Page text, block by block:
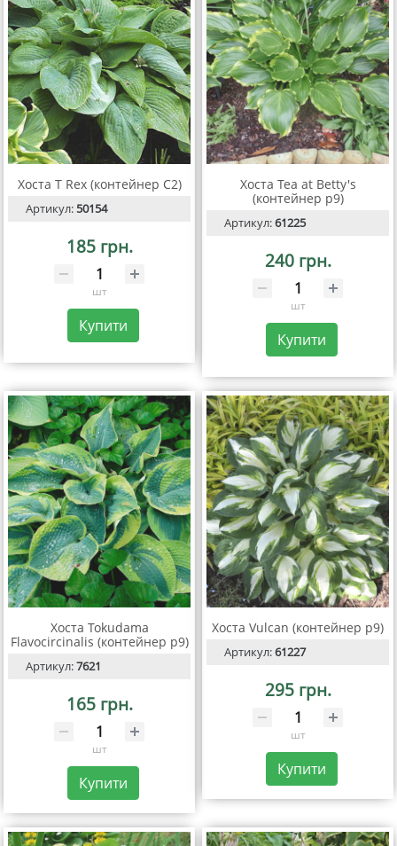
Хоста T Rex (контейнер C2)
Артикул:50154
185 грн.
шт
Купити
Хоста Tea at Betty's
(контейнер р9)
Артикул:61225
240 грн.
шт
Купити
Хоста Tokudama
Flavocircinalis (контейнер р9)
Артикул:7621
165 грн.
шт
Купити
Хоста Vulcan (контейнер р9)
Артикул:61227
295 грн.
шт
Купити